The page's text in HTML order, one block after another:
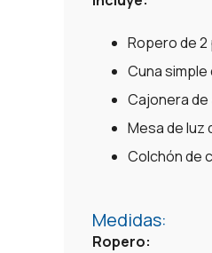
Ropero de
Cuna
Cajonera
Mesa de luz
Colchón de
Medidas:
Ropero: